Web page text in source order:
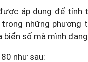
áp dụng để
những phương
biển số mà mình
như sau: